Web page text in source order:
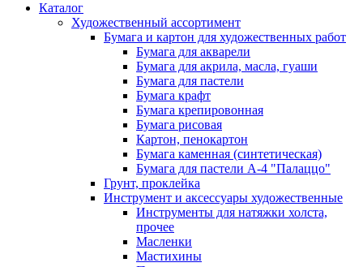
Каталог
Художественный ассортимент
Бумага и картон для художественных работ
Бумага для акварели
Бумага для акрила, масла, гуаши
Бумага для пастели
Бумага крафт
Бумага крепировонная
Бумага рисовая
Картон, пенокартон
Бумага каменная (синтетическая)
Бумага для пастели А-4 "Палаццо"
Грунт, проклейка
Инструмент и аксессуары художественные
Инструменты для натяжки холста,
прочее
Масленки
Мастихины